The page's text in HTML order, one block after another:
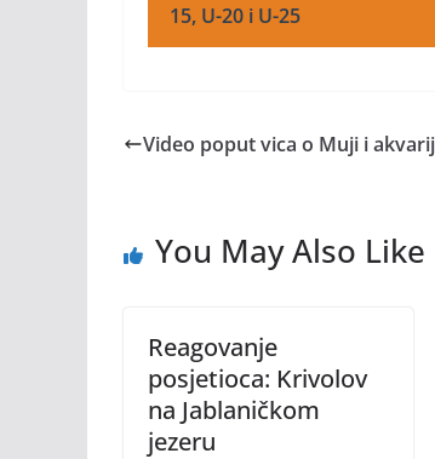
15, U-20 i U-25
Video poput vica o Muji i
You May Also Like
Reagovanje
posjetioca: Krivolov
na Jablaničkom
jezeru